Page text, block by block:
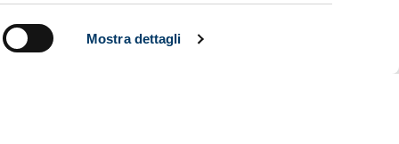
Mostra dettagli
e
di